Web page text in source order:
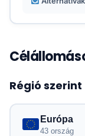
Régió szerint
Európa
43 ország